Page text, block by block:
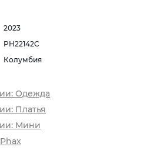
2023
PH22142C
Колумбия
Одежда
Платья
Мини